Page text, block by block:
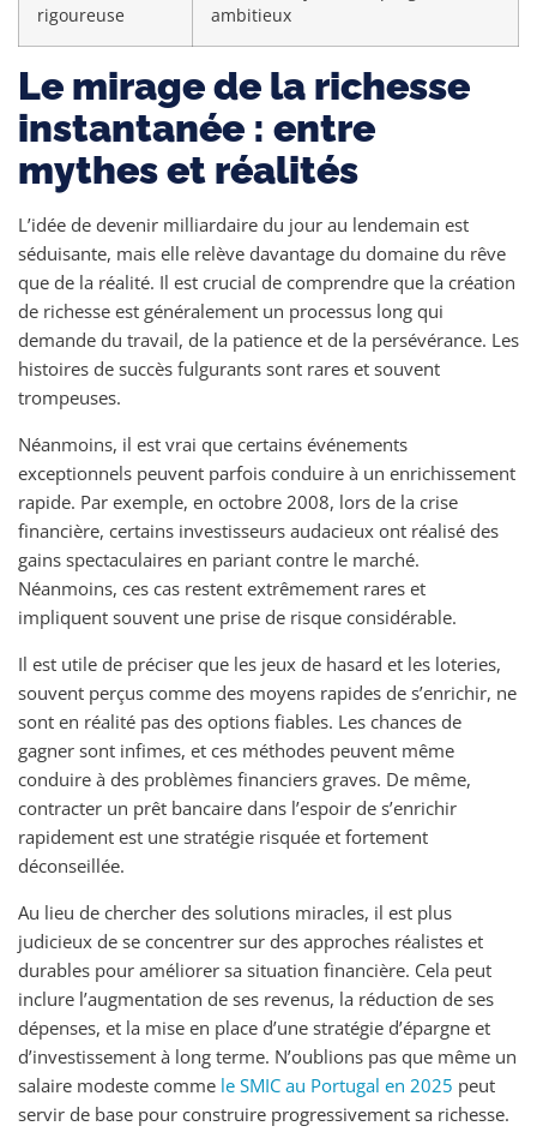
rigoureuse
ambitieux
Le mirage de la richesse
instantanée : entre
mythes et réalités
L’idée de devenir milliardaire du jour au lendemain est
séduisante, mais elle relève davantage du domaine du rêve
que de la réalité. Il est crucial de comprendre que la création
de richesse est généralement un processus long qui
demande du travail, de la patience et de la persévérance. Les
histoires de succès fulgurants sont rares et souvent
trompeuses.
Néanmoins, il est vrai que certains événements
exceptionnels peuvent parfois conduire à un enrichissement
rapide. Par exemple, en octobre 2008, lors de la crise
financière, certains investisseurs audacieux ont réalisé des
gains spectaculaires en pariant contre le marché.
Néanmoins, ces cas restent extrêmement rares et
impliquent souvent une prise de risque considérable.
Il est utile de préciser que les jeux de hasard et les loteries,
souvent perçus comme des moyens rapides de s’enrichir, ne
sont en réalité pas des options fiables. Les chances de
gagner sont infimes, et ces méthodes peuvent même
conduire à des problèmes financiers graves. De même,
contracter un prêt bancaire dans l’espoir de s’enrichir
rapidement est une stratégie risquée et fortement
déconseillée.
Au lieu de chercher des solutions miracles, il est plus
judicieux de se concentrer sur des approches réalistes et
durables pour améliorer sa situation financière. Cela peut
inclure l’augmentation de ses revenus, la réduction de ses
dépenses, et la mise en place d’une stratégie d’épargne et
d’investissement à long terme. N’oublions pas que même un
salaire modeste comme le SMIC au Portugal en 2025 peut
servir de base pour construire progressivement sa richesse.